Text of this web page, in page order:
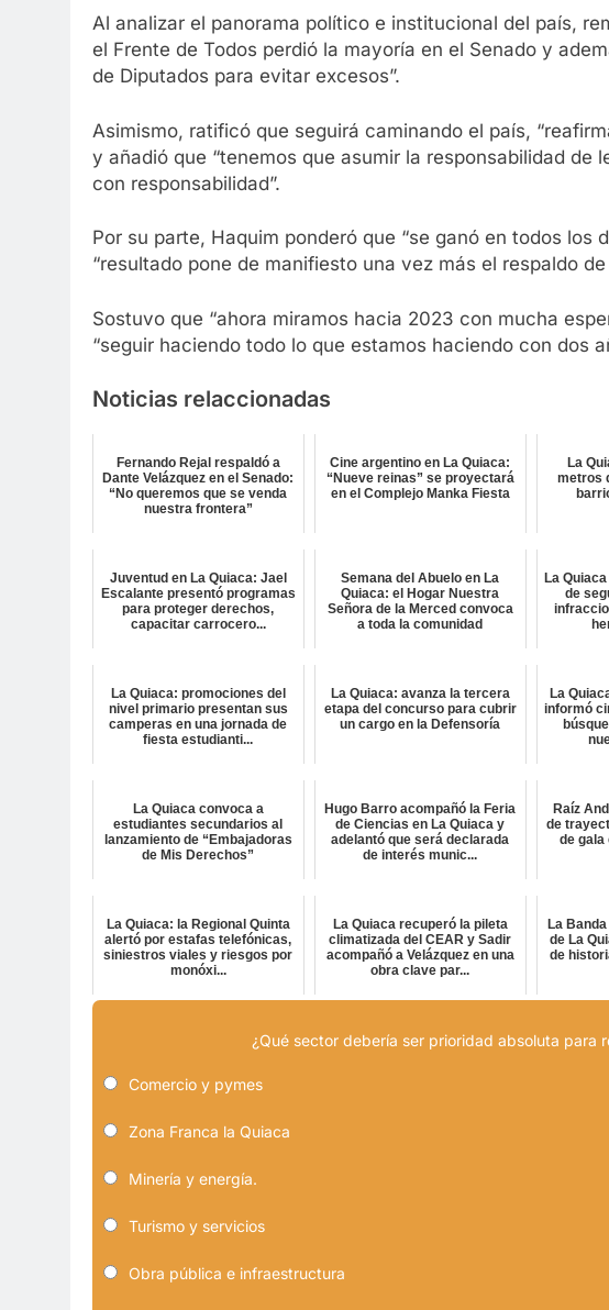
Al analizar el panorama político e institucional del país,
el Frente de Todos perdió la mayoría en el Senado y
de Diputados para evitar excesos”.
Asimismo, ratificó que seguirá caminando el país,
y añadió que “tenemos que asumir la responsabilidad de
con responsabilidad”.
Por su parte, Haquim ponderó que “se ganó en todos los
“resultado pone de manifiesto una vez más el respaldo
Sostuvo que “ahora miramos hacia 2023 con mucha
“seguir haciendo todo lo que estamos haciendo con dos
Noticias relaccionadas
Fernando Rejal respaldó a
Dante Velázquez en el Senado:
“No queremos que se venda
nuestra frontera”
Cine argentino en La Quiaca:
“Nueve reinas” se proyectará
en el Complejo Manka Fiesta
La
metros
Juventud en La Quiaca: Jael
Escalante presentó programas
para proteger derechos,
capacitar carrocero...
Semana del Abuelo en La
Quiaca: el Hogar Nuestra
Señora de la Merced convoca
a toda la comunidad
La
de
La Quiaca: promociones del
nivel primario presentan sus
camperas en una jornada de
fiesta estudianti...
La Quiaca: avanza la tercera
etapa del concurso para cubrir
un cargo en la Defensoría
La
informó
La Quiaca convoca a
estudiantes secundarios al
lanzamiento de “Embajadoras
de Mis Derechos”
Hugo Barro acompañó la Feria
de Ciencias en La Quiaca y
adelantó que será declarada
de interés munic...
Raíz
de
de gala
La Quiaca: la Regional Quinta
alertó por estafas telefónicas,
siniestros viales y riesgos por
monóxi...
La Quiaca recuperó la pileta
climatizada del CEAR y Sadir
acompañó a Velázquez en una
obra clave par...
La
de La
de
¿Qué sector debería ser prioridad absoluta para
Comercio y pymes
Zona Franca la Quiaca
Minería y energía.
Turismo y servicios
Obra pública e infraestructura